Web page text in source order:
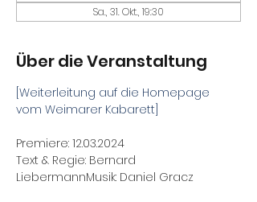
Sa., 31. Okt., 19:30
Über die Veranstaltung
[Weiterleitung auf die Homepage
vom Weimarer Kabarett]
Premiere: 12.03.2024
Text & Regie: Bernard
LiebermannMusik: Daniel Gracz